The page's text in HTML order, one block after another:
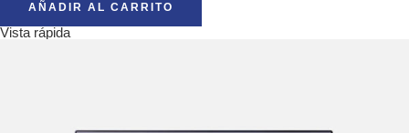
AÑADIR AL CARRITO
Vista rápida